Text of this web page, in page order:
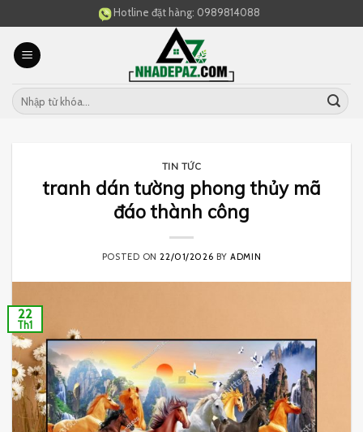
to
content
Hotline đặt hàng: 0989814088
TIN TỨC
tranh dán tường phong thủy mã
đáo thành công
POSTED ON22/01/2026 BYADMIN
22
Th1